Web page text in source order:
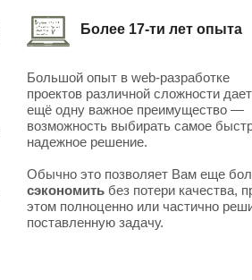
Более 17-ти лет опыта
Большой опыт в web-разработке
проектов различной сложности
ещё одну важное преимущество —
возможность выбирать самое
надежное решение.
Обычно это позволяет Вам еще
сэкономитьбез потери качества,
этом полноценно или частично
поставленную задачу.